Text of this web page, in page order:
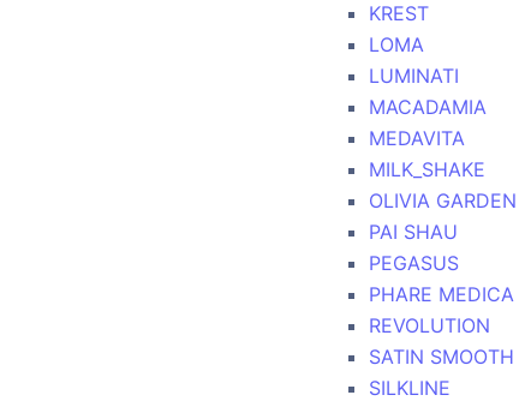
KREST
LOMA
LUMINATI
MACADAMIA
MEDAVITA
MILK_SHAKE
OLIVIA GARDEN
PAI SHAU
PEGASUS
PHARE MEDICA
REVOLUTION
SATIN SMOOTH
SILKLINE